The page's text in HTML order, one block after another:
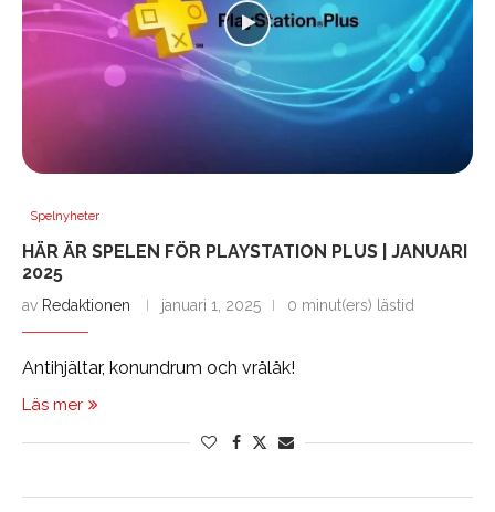
Spelnyheter
HÄR ÄR SPELEN FÖR PLAYSTATION PLUS | JANUARI
2025
av Redaktionen januari 1, 2025 0 minut(ers) lästid
Antihjältar, konundrum och vrålåk!
Läs mer